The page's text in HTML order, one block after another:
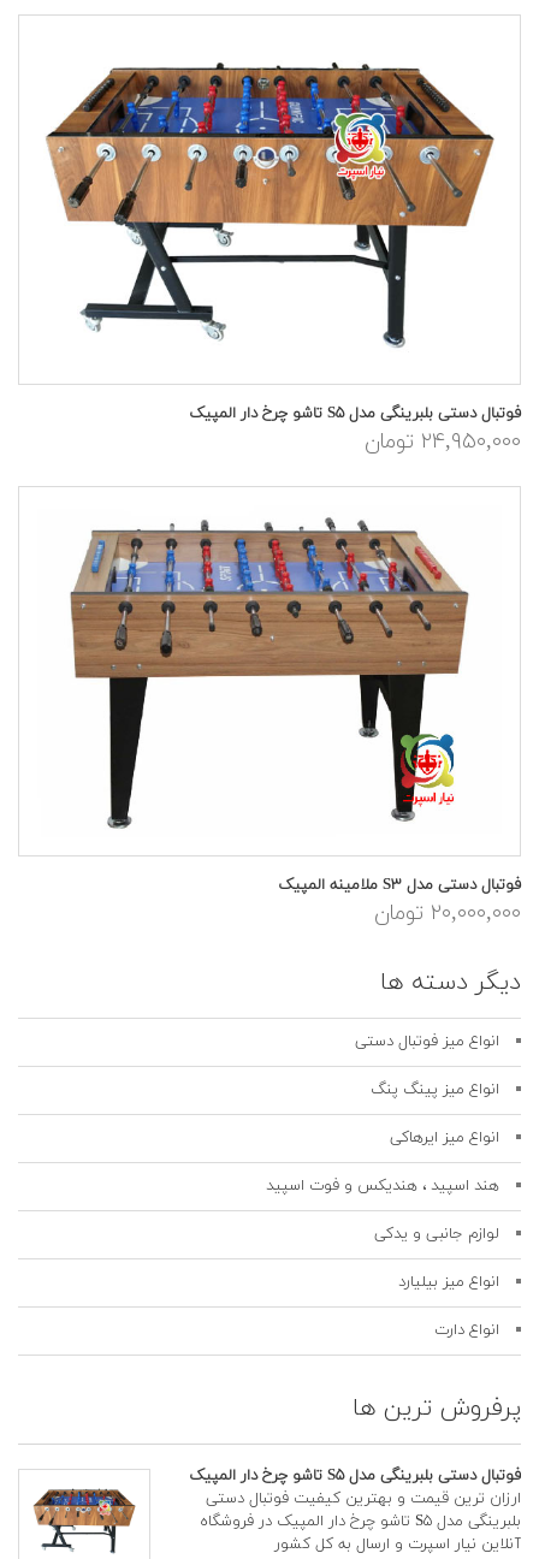
فوتبال دستی بلبرینگی مدل S۵ تاشو چرخ دار المپیک
۲۴,۹۵۰,۰۰۰ تومان
فوتبال دستی مدل S۳ ملامینه المپیک
۲۰,۰۰۰,۰۰۰ تومان
دیگر دسته ها
انواع میز فوتبال دستی
انواع میز پینگ پنگ
انواع میز ایرهاکی
هند اسپید ، هندیکس و فوت اسپید
لوازم جانبی و یدکی
انواع میز بیلیارد
انواع دارت
پرفروش ترین ها
فوتبال دستی بلبرینگی مدل S۵ تاشو چرخ دار المپیک
ارزان ترین قیمت و بهترین کیفیت فوتبال دستی
بلبرینگی مدل S۵ تاشو چرخ دار المپیک در فروشگاه
آنلاین نیار اسپرت و ارسال به کل کشور